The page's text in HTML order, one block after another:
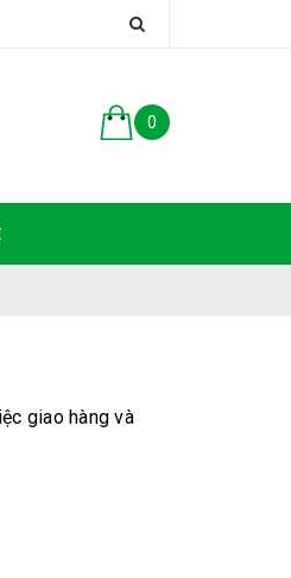
0
giao hàng và